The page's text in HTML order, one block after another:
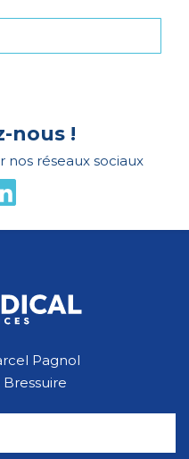
nous !
nos réseaux sociaux
Pagnol